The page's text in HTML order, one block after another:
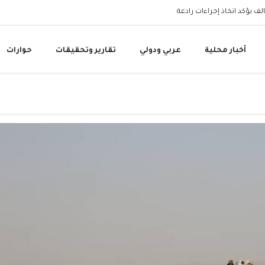
البنك المركزي
أخبار محلية عربي ودولي تقارير وتحقيقات حوارات